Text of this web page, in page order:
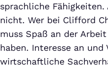
sprachliche
nicht. Wer bei Clifford
muss Spaß an der
haben. Interesse an und
wirtschaftliche